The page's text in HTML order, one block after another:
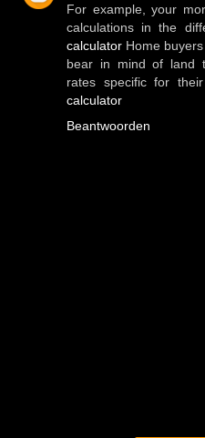
For example, your
calculations in the
calculator Home
bear in mind of land
rates specific for
calculator
Beantwoorden